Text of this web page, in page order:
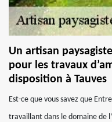
Un artisan
pour les travaux
disposition à Tauves
Est-ce que vous savez que
travaillant dans le domaine de